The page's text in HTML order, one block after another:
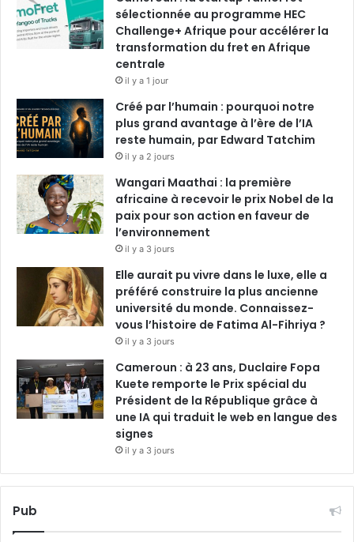
o
o
d
b
g
m
sélectionnée au programme HEC
Challenge+ Afrique pour accélérer la
transformation du fret en Afrique
centrale
il y a 1 jour
Créé par l’humain : pourquoi notre
plus grand avantage à l’ère de l’IA
reste humain, par Edward Tatchim
il y a 2 jours
Wangari Maathai : la première
africaine à recevoir le prix Nobel de la
paix pour son action en faveur de
l’environnement
il y a 3 jours
Elle aurait pu vivre dans le luxe, elle a
préféré construire la plus ancienne
université du monde. Connaissez-
vous l’histoire de Fatima Al-Fihriya ?
il y a 3 jours
Cameroun : à 23 ans, Duclaire Fopa
Kuete remporte le Prix spécial du
Président de la République grâce à
une IA qui traduit le web en langue des
signes
il y a 3 jours
Pub